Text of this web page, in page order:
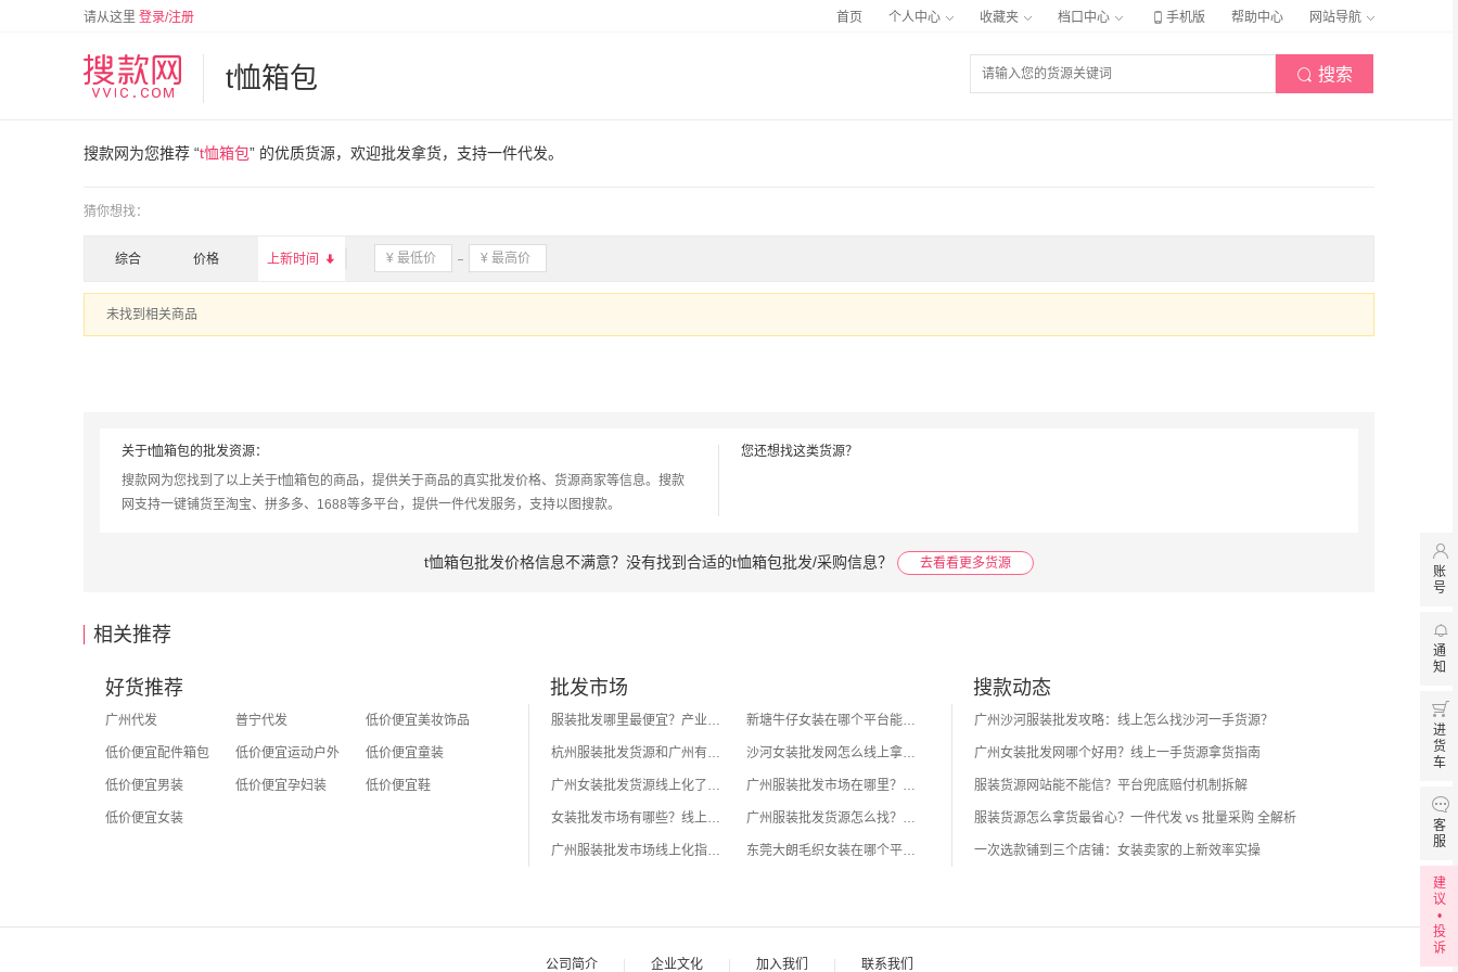
请从这里 登录/注册 首页 个人中心 收藏夹 档口中心  手机版 帮助中心 网站导航
t恤箱包  搜索
搜款网为您推荐 “t恤箱包” 的优质货源，欢迎批发拿货，支持一件代发。
猜你想找：
综合 价格 上新时间 
未找到相关商品
关于t恤箱包的批发资源：
搜款网为您找到了以上关于t恤箱包的商品，提供关于商品的真实批发价格、货源商家等信息。搜款
网支持一键铺货至淘宝、拼多多、1688等多平台，提供一件代发服务，支持以图搜款。
您还想找这类货源？
t恤箱包批发价格信息不满意？没有找到合适的t恤箱包批发/采购信息？ 去看看更多货源
相关推荐
好货推荐
广州代发 普宁代发 低价便宜美妆饰品
低价便宜配件箱包 低价便宜运动户外 低价便宜童装
低价便宜男装 低价便宜孕妇装 低价便宜鞋
低价便宜女装
批发市场
服装批发哪里最便宜？产业带源头货源对比 新塘牛仔女装在哪个平台能线上批发拿货？
杭州服装批发货源和广州有什么区别？怎么选 沙河女装批发网怎么线上拿货？一手货源平台推荐
广州女装批发货源线上化了吗？2026年外地卖家拿货指南 广州服装批发市场在哪里？外地卖家线上对接攻略
女装批发市场有哪些？线上线下渠道全对比 广州服装批发货源怎么找？外地卖家不来广州的拿货方法
广州服装批发市场线上化指南：不去广州怎么拿到一手货源？ 东莞大朗毛织女装在哪个平台能线上批发拿货？
搜款动态
广州沙河服装批发攻略：线上怎么找沙河一手货源？
广州女装批发网哪个好用？线上一手货源拿货指南
服装货源网站能不能信？平台兜底赔付机制拆解
服装货源怎么拿货最省心？一件代发 vs 批量采购 全解析
一次选款铺到三个店铺：女装卖家的上新效率实操
公司简介 | 企业文化 | 加入我们 | 联系我们

账
号

通
知

进
货
车

客
服
建
议
•
投
诉